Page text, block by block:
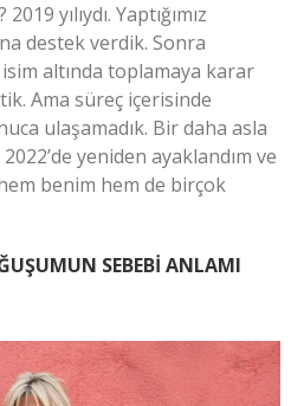
yılıydı. Yaptığımız
destek verdik. Sonra
altında toplamaya karar
Ama süreç içerisinde
ulaşamadık. Bir daha asla
yeniden ayaklandım ve
benim hem de birçok
SEBEBİ ANLAMI